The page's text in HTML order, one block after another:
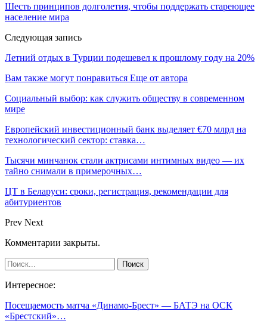
Шесть принципов долголетия, чтобы поддержать стареющее
население мира
Следующая запись
Летний отдых в Турции подешевел к прошлому году на 20%
Вам также могут понравиться Еще от автора
Социальный выбор: как служить обществу в современном
мире
Европейский инвестиционный банк выделяет €70 млрд на
технологический сектор: ставка…
Тысячи минчанок стали актрисами интимных видео — их
тайно снимали в примерочных…
ЦТ в Беларуси: сроки, регистрация, рекомендации для
абитуриентов
Prev Next
Комментарии закрыты.
Интересное:
Посещаемость матча «Динамо-Брест» — БАТЭ на ОСК
«Брестский»…